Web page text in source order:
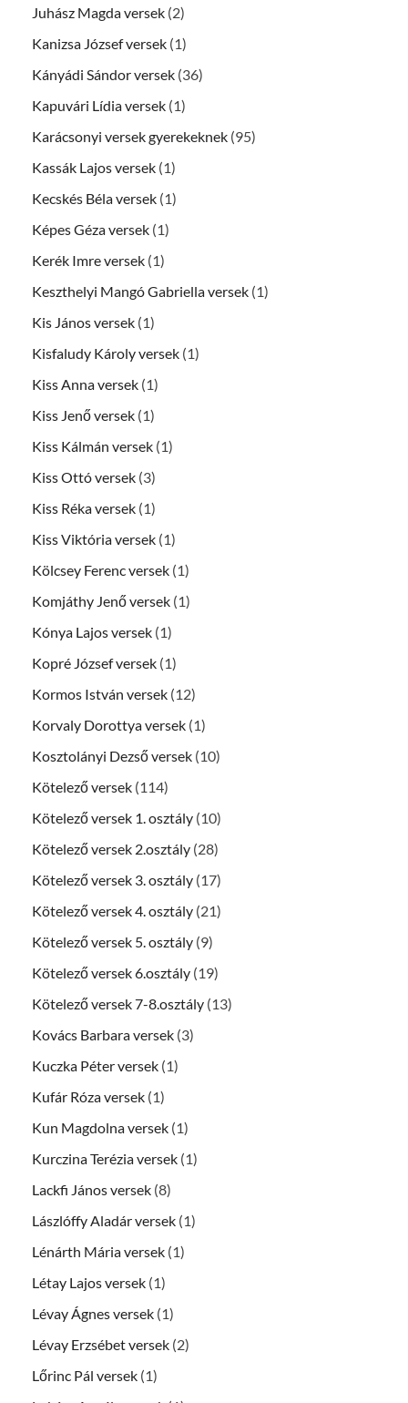
Juhász Magda versek (2)
Kanizsa József versek (1)
Kányádi Sándor versek (36)
Kapuvári Lídia versek (1)
Karácsonyi versek gyerekeknek (95)
Kassák Lajos versek (1)
Kecskés Béla versek (1)
Képes Géza versek (1)
Kerék Imre versek (1)
Keszthelyi Mangó Gabriella versek (1)
Kis János versek (1)
Kisfaludy Károly versek (1)
Kiss Anna versek (1)
Kiss Jenő versek (1)
Kiss Kálmán versek (1)
Kiss Ottó versek (3)
Kiss Réka versek (1)
Kiss Viktória versek (1)
Kölcsey Ferenc versek (1)
Komjáthy Jenő versek (1)
Kónya Lajos versek (1)
Kopré József versek (1)
Kormos István versek (12)
Korvaly Dorottya versek (1)
Kosztolányi Dezső versek (10)
Kötelező versek (114)
Kötelező versek 1. osztály (10)
Kötelező versek 2.osztály (28)
Kötelező versek 3. osztály (17)
Kötelező versek 4. osztály (21)
Kötelező versek 5. osztály (9)
Kötelező versek 6.osztály (19)
Kötelező versek 7-8.osztály (13)
Kovács Barbara versek (3)
Kuczka Péter versek (1)
Kufár Róza versek (1)
Kun Magdolna versek (1)
Kurczina Terézia versek (1)
Lackfi János versek (8)
Lászlóffy Aladár versek (1)
Lénárth Mária versek (1)
Létay Lajos versek (1)
Lévay Ágnes versek (1)
Lévay Erzsébet versek (2)
Lőrinc Pál versek (1)